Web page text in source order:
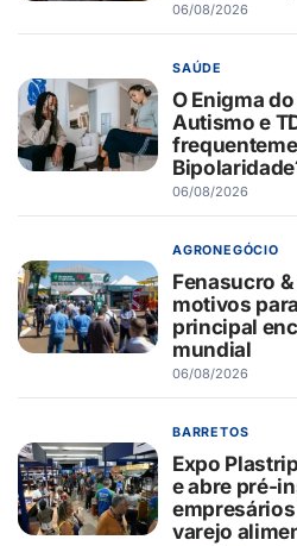
06/08/2026
SAÚDE
O Enigma
Autismo e
06/08/2026
AGRONEGÓCIO
Fenasucro
motivos
principal
mundial
06/08/2026
BARRETOS
Expo
e abre pré-
varejo